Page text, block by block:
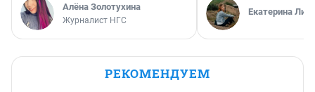
Алёна Золотухина
Журналист НГС
Екатерина
РЕКОМЕНДУЕМ